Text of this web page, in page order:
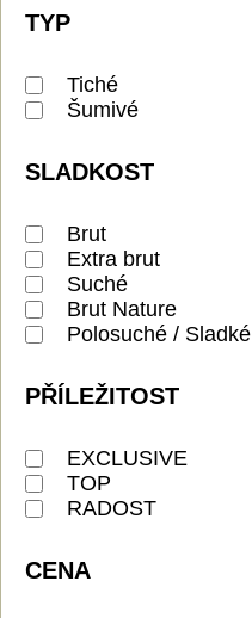
TYP
Tiché
Šumivé
SLADKOST
Brut
Extra brut
Suché
Brut Nature
Polosuché / Sladké
PŘÍLEŽITOST
EXCLUSIVE
TOP
RADOST
CENA